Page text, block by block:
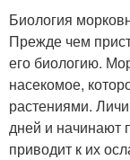
Биология
Прежде чем
его биологию.
насекомое,
растениями.
дней и начинают
приводит к их